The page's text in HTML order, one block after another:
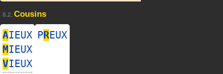
8.2. Cousins
AIEUX
MIEUX
VIEUX
PREUX